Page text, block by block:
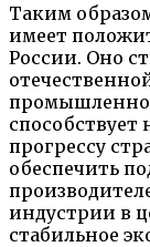
Таким
имеет
России. Оно
способствует
прогрессу
обеспечить
индустрии в
стабильное